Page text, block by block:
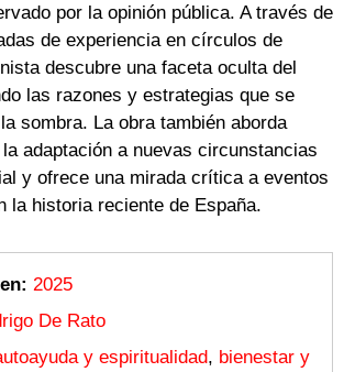
por la opinión pública. A través de
de experiencia en círculos de
descubre una faceta oculta del
las razones y estrategias que se
sombra. La obra también aborda
adaptación a nuevas circunstancias
y ofrece una mirada crítica a eventos
la historia reciente de España.
2025
De Rato
y espiritualidad, bienestar y